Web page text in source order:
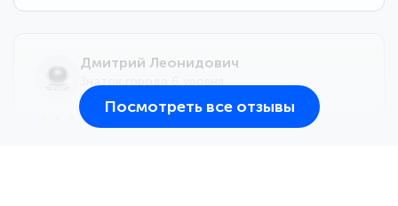
Дмитрий Леонидович
Посмотреть все отзывы